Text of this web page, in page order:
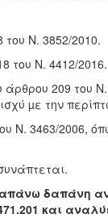
Ν. 3852/2010.
του Ν. 4412/2016.
209 του
µε την
Ν. 3463/2006,
δαπάνη
και